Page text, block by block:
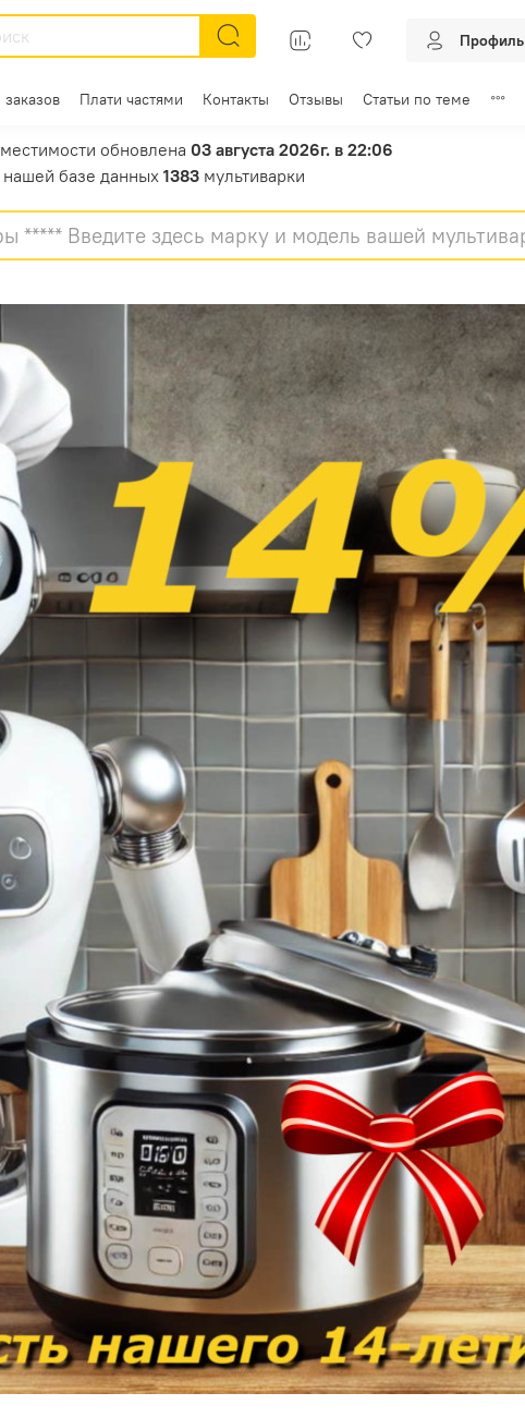
Профиль
Плати частями Контакты Отзывы Статьи по теме
обновлена 03 августа 2026г. в 22:06
нашей базе данных 1383 мультиварки